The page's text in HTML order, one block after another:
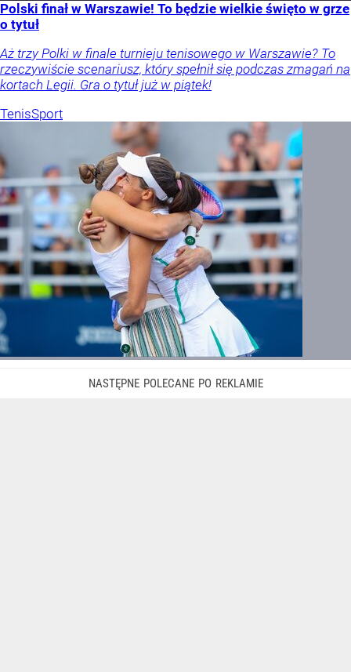
Polski finał w Warszawie! To będzie wielkie święto w grze
o tytuł
Aż trzy Polki w finale turnieju tenisowego w Warszawie? To
rzeczywiście scenariusz, który spełnił się podczas zmagań na
kortach Legii. Gra o tytuł już w piątek!
TenisSport